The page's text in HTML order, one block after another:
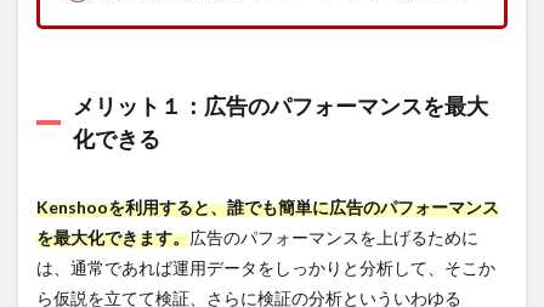
化ツ
用す
るメ
リッ
4.1.1
らゆる
広告媒
体のデ
メリット１：広告のパフォーマンスを最大
化できる
Kenshooを利用すると、誰でも簡単に広告のパフォーマンス
を最大化できます。広告のパフォーマンスを上げるために
は、通常であれば運用データをしっかりと分析して、そこか
ら仮説を立てて検証、さらに検証の分析といういわゆる